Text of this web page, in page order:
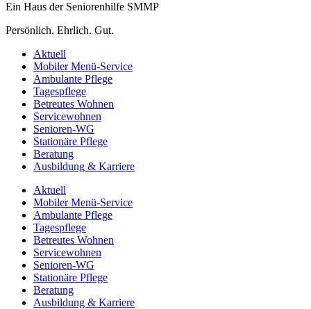
Ein Haus der Seniorenhilfe SMMP
Persönlich. Ehrlich. Gut.
Aktuell
Mobiler Menü-Service
Ambulante Pflege
Tagespflege
Betreutes Wohnen
Servicewohnen
Senioren-WG
Stationäre Pflege
Beratung
Ausbildung & Karriere
Aktuell
Mobiler Menü-Service
Ambulante Pflege
Tagespflege
Betreutes Wohnen
Servicewohnen
Senioren-WG
Stationäre Pflege
Beratung
Ausbildung & Karriere